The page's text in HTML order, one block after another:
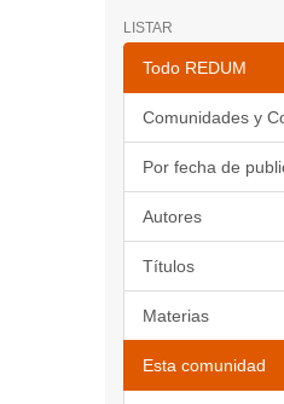
LISTAR
Todo REDUM
Comunidades y
Por fecha de
Autores
Títulos
Materias
Esta comunidad